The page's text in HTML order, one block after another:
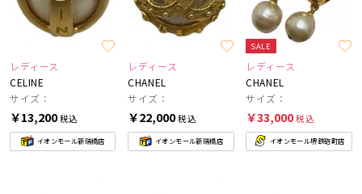
レディース
CELINE
サイズ：
￥13,200税込
イオンモール新瑞橋店
レディース
CHANEL
サイズ：
￥22,000税込
イオンモール新瑞橋店
SALE
レディース
CHANEL
サイズ：
￥33,000税込
イオンモール堺鉄砲町店